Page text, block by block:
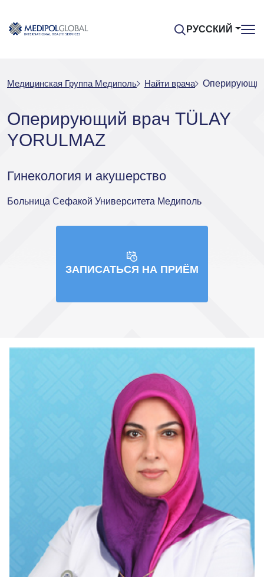
РУССКИЙ
Медицинская Группа Медиполь Найти врача
Оперирующий врач TÜLAY
YORULMAZ
Гинекология и акушерство
Больница Сефакой Университета Медиполь
ЗАПИСАТЬСЯ НА ПРИЁМ